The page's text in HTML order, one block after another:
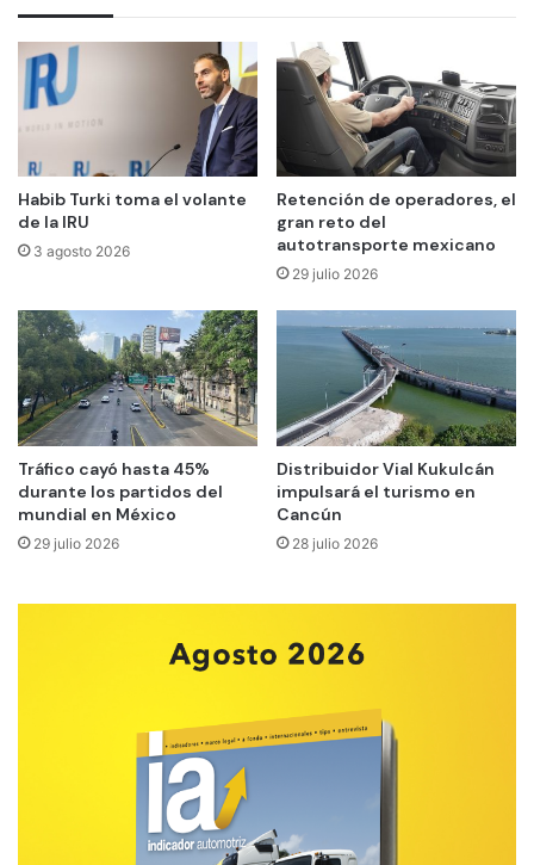
Habib Turki toma el volante
de la IRU
3 agosto 2026
Retención de operadores, el
gran reto del
autotransporte mexicano
29 julio 2026
Tráfico cayó hasta 45%
durante los partidos del
mundial en México
29 julio 2026
Distribuidor Vial Kukulcán
impulsará el turismo en
Cancún
28 julio 2026